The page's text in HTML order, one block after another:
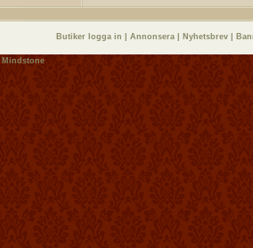
Butiker logga in Annonsera Nyhetsbrev
Mindstone